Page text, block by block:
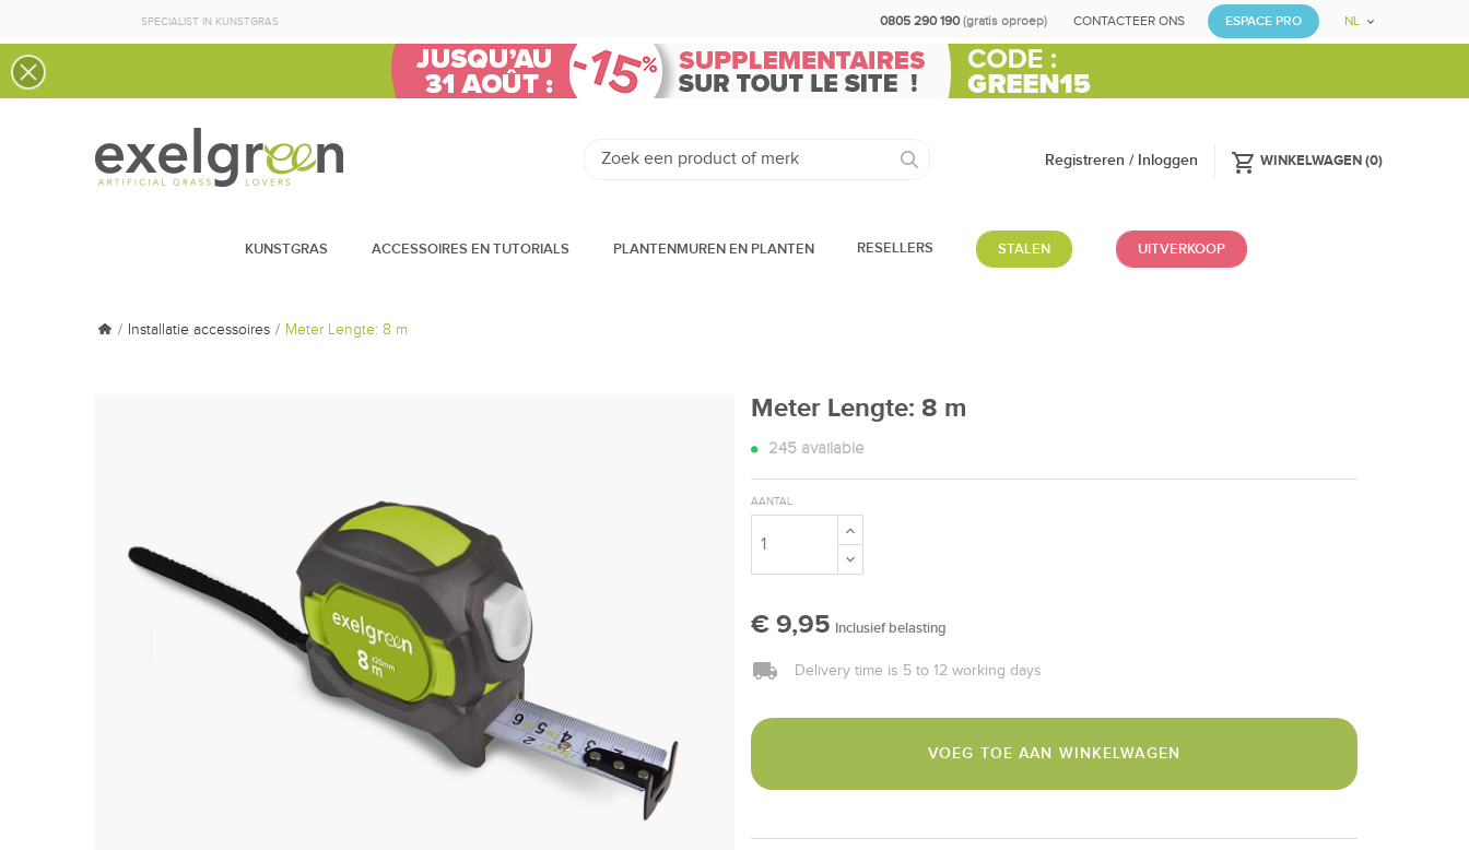
SPECIALIST IN KUNSTGRAS ESPACE PRO
CONTACTEER ONS
0805 290 190(gratis oproep) NL
shopping_cart WINKELWAGEN(0)
Registreren / Inloggen
KUNSTGRAS ACCESSOIRES EN TUTORIALS PLANTENMUREN EN PLANTEN RESELLERS STALEN UITVERKOOP
Installatie accessoires Meter Lengte: 8 m
Meter Lengte: 8 m
245 available
€ 9,95 Inclusief belasting
Delivery time is 5 to 12 working days
AANTAL
VOEG TOE AAN WINKELWAGEN